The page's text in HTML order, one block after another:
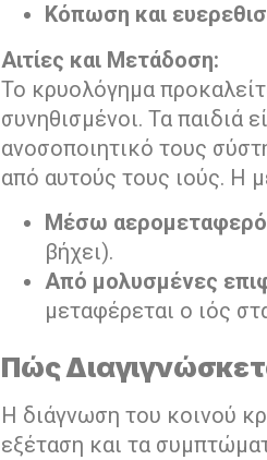
Κόπωση και
Αιτίες και Μετάδοση:
Το κρυολόγημα
συνηθισμένοι. Τα παιδιά
ανοσοποιητικό τους
από αυτούς τους ιούς. Η
Μέσω
βήχει).
Από μολυσμένες
μεταφέρεται ο ιός
Πώς
Η διάγνωση του κοινού
εξέταση και τα